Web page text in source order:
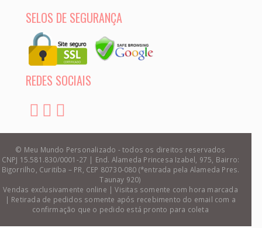
SELOS DE SEGURANÇA
REDES SOCIAIS
© Meu Mundo Personalizado - todos os direitos reservados
CNPJ 15.581.830/0001-27 | End. Alameda Princesa Izabel, 975, Bairro:
Bigorrilho, Curitiba – PR, CEP 80730-080 (*entrada pela Alameda Pres.
Taunay 920)
Vendas exclusivamente online | Visitas somente com hora marcada
| Retirada de pedidos somente após recebimento do email com a
confirmação que o pedido está pronto para coleta